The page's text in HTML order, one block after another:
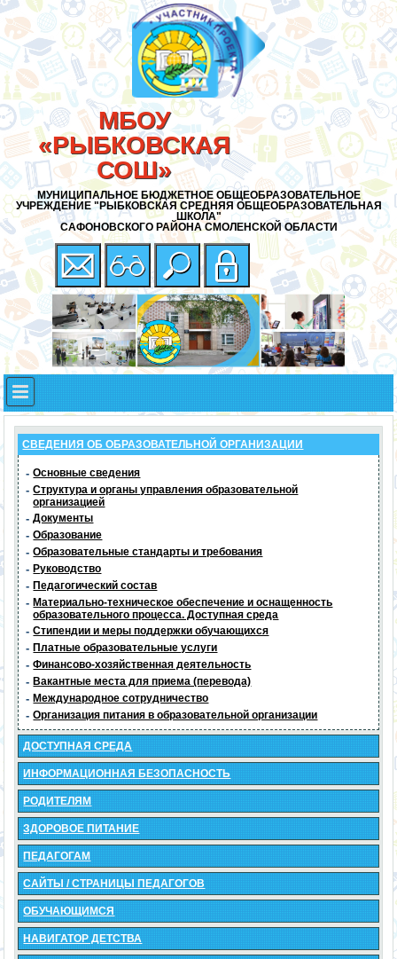
МБОУ
«РЫБКОВСКАЯ
СОШ»
МУНИЦИПАЛЬНОЕ БЮДЖЕТНОЕ ОБЩЕОБРАЗОВАТЕЛЬНОЕ
УЧРЕЖДЕНИЕ "РЫБКОВСКАЯ СРЕДНЯЯ ОБЩЕОБРАЗОВАТЕЛЬНАЯ
ШКОЛА"
САФОНОВСКОГО РАЙОНА СМОЛЕНСКОЙ ОБЛАСТИ
СВЕДЕНИЯ ОБ ОБРАЗОВАТЕЛЬНОЙ ОРГАНИЗАЦИИ
- Основные сведения
- Структура и органы управления образовательной
организацией
- Документы
- Образование
- Образовательные стандарты и требования
- Руководство
- Педагогический состав
- Материально-техническое обеспечение и оснащенность
образовательного процесса. Доступная среда
- Стипендии и меры поддержки обучающихся
- Платные образовательные услуги
- Финансово-хозяйственная деятельность
- Вакантные места для приема (перевода)
- Международное сотрудничество
- Организация питания в образовательной организации
ДОСТУПНАЯ СРЕДА
ИНФОРМАЦИОННАЯ БЕЗОПАСНОСТЬ
РОДИТЕЛЯМ
ЗДОРОВОЕ ПИТАНИЕ
ПЕДАГОГАМ
САЙТЫ / СТРАНИЦЫ ПЕДАГОГОВ
ОБУЧАЮЩИМСЯ
НАВИГАТОР ДЕТСТВА